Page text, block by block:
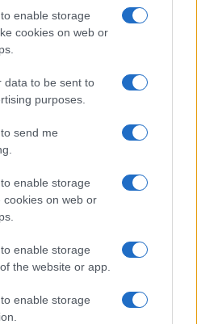
enable storage
cookies on web or
data to be sent to
purposes.
send me
enable storage
cookies on web or
enable storage
the website or app.
enable storage
riflessioni su autenticità